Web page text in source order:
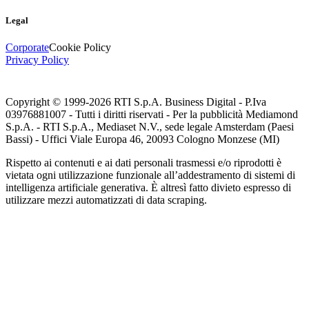
Legal
CorporateCookie Policy
Privacy Policy
Copyright © 1999-2026 RTI S.p.A. Business Digital - P.Iva
03976881007 - Tutti i diritti riservati - Per la pubblicità Mediamond
S.p.A. - RTI S.p.A., Mediaset N.V., sede legale Amsterdam (Paesi
Bassi) - Uffici Viale Europa 46, 20093 Cologno Monzese (MI)
Rispetto ai contenuti e ai dati personali trasmessi e/o riprodotti è
vietata ogni utilizzazione funzionale all’addestramento di sistemi di
intelligenza artificiale generativa. È altresì fatto divieto espresso di
utilizzare mezzi automatizzati di data scraping.